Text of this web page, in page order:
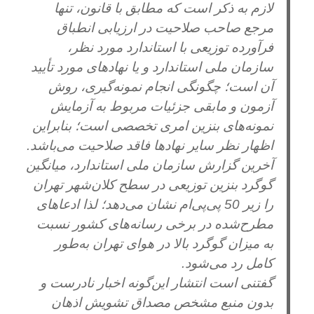
لازم به ذکر است که مطابق با قانون، تنها
مرجع صاحب صلاحیت در ارزیابی انطباق
فرآورده توزیعی با استاندارد مورد نظر،
سازمان ملی استاندارد و یا نهادهای مورد تأیید
آن است؛ چگونگی انجام نمونه‌گیری، روش
آزمون و مابقی جزئیات مربوط به آزمایش
نمونه‌های بنزین امری تخصصی است؛ بنابراین
اظهار نظر سایر نهادها فاقد صلاحیت می‌باشد.
آخرین گزارش سازمان ملی استاندارد، میانگین
گوگرد بنزین توزیعی در سطح کلان‌شهر تهران
را زیر 50 پی‌پی‌ام نشان می‌دهد؛ لذا ادعاهای
مطرح‌شده در برخی رسانه‌های کشور نسبت
به میزان گوگرد بالا در هوای تهران به‌طور
کامل رد می‌شود.
گفتنی است انتشار این‌گونه اخبار نادرست و
بدون منبع مشخص مصداق تشویش اذهان